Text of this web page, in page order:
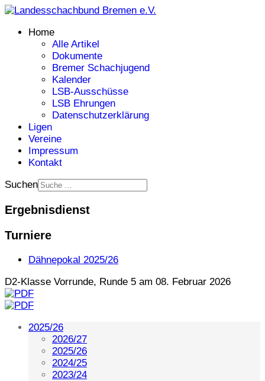
Home
Alle Artikel
Dokumente
Bremer Schachjugend
Kalender
LSB-Ausschüsse
LSB Ehrungen
Datenschutzerklärung
Ligen
Vereine
Impressum
Kontakt
Suchen
Ergebnisdienst
Turniere
Dähnepokal 2025/26
D2-Klasse Vorrunde, Runde 5 am 08. Februar 2026
2025/26
2026/27
2025/26
2024/25
2023/24